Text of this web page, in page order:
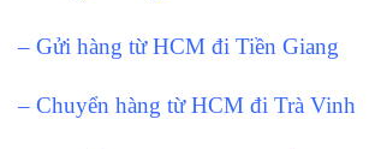
– Gửi hàng từ HCM đi Tiền Giang
– Chuyển hàng từ HCM đi Trà Vinh